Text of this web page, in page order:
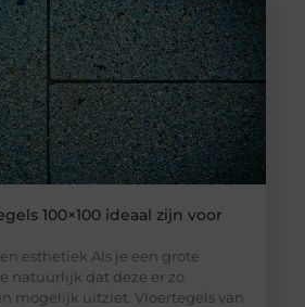
100×100 ideaal zijn voor
esthetiek Als je een grote
natuurlijk dat deze er zo
mogelijk uitziet. Vloertegels van